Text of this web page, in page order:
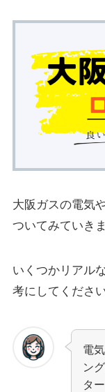
大阪ガスの電気
ついてみていき
いくつかリアル
考にしてください
電
ン
タ